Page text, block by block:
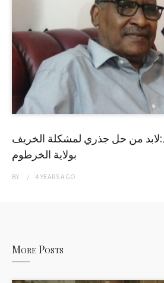
من حل جذري لمشكلة الخريف
بولاية الخرطوم
BY 4 YEARSAGO
More Posts